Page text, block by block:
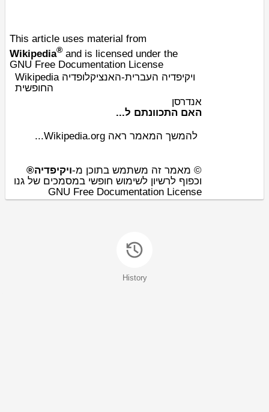
This article uses material from
Wikipedia® and is licensed under the
GNU Free Documentation License
Wikipedia ויקיפדיה העברית-האנציקלופדיה
החופשית
אנדרסן
האם התכוונתם ל...
להמשך המאמר ראה Wikipedia.org...
© מאמר זה משתמש בתוכן מ-ויקיפדיה®
וכפוף לרשיון לשימוש חופשי במסמכים של גנו
GNU Free Documentation License
History